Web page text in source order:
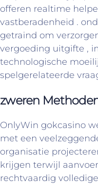
offeren realtime
vastberadenheid .
getraind om
vergoeding uitgifte ,
technologische
spelgerelateerde
zweren
OnlyWin gokcasino
met een
organisatie
krijgen terwijl
rechtvaardig